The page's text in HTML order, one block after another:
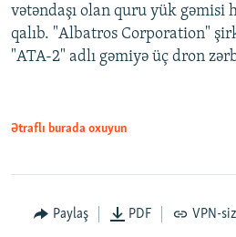
vətəndaşı olan quru yük gəmisi
qalıb. "Albatros Corporation"
"ATA-2" adlı gəmiyə üç dron
Ətraflı burada oxuyun
Paylaş PDF VPN-